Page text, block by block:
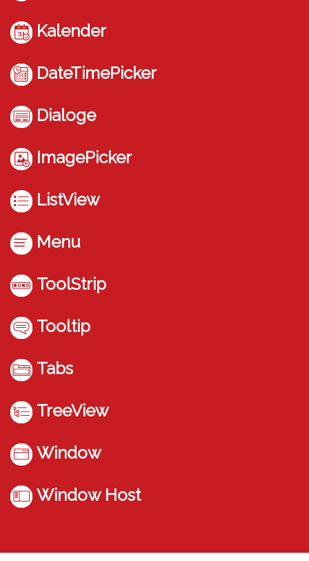
Kalender
DateTimePicker
Dialoge
ImagePicker
ListView
Menu
ToolStrip
Tooltip
Tabs
TreeView
Window
Window Host